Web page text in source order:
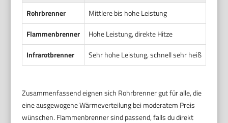
Rohrbrenner
Mittlere bis hohe Leistung
Flammenbrenner
Hohe Leistung, direkte Hitze
Infrarotbrenner
Sehr hohe Leistung, schnell sehr heiß
Zusammenfassend eignen sich Rohrbrenner gut für alle, die
eine ausgewogene Wärmeverteilung bei moderatem Preis
wünschen. Flammenbrenner sind passend, falls du direkt